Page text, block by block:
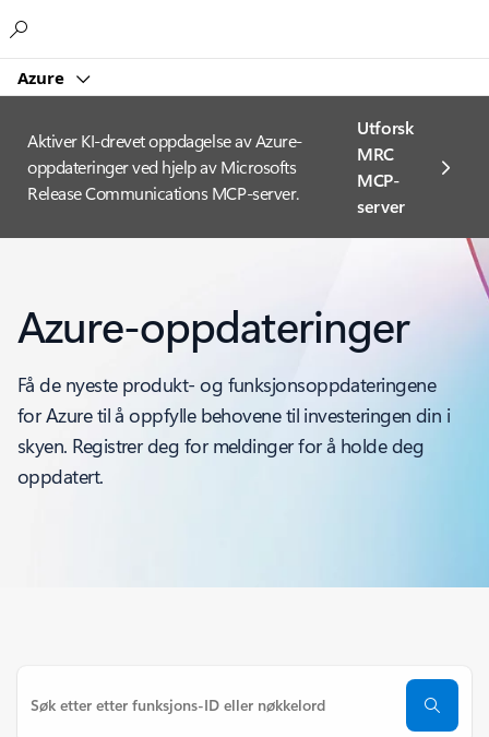
Azure
Aktiver KI-drevet oppdagelse av Azure-
oppdateringer ved hjelp av Microsofts
Release Communications MCP-server.
Utforsk
MRC
MCP-
server
Azure-oppdateringer
Få de nyeste produkt- og funksjonsoppdateringene
for Azure til å oppfylle behovene til investeringen din i
skyen. Registrer deg for meldinger for å holde deg
oppdatert.